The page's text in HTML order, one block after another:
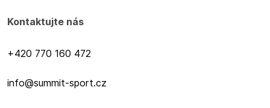
Kontaktujte nás
+420 770 160 472
info@summit-sport.cz